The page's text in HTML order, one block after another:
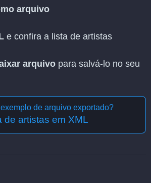
arquivo
e confira a lista de artistas
arquivo para salvá-lo no seu
de arquivo exportado?
de artistas em XML